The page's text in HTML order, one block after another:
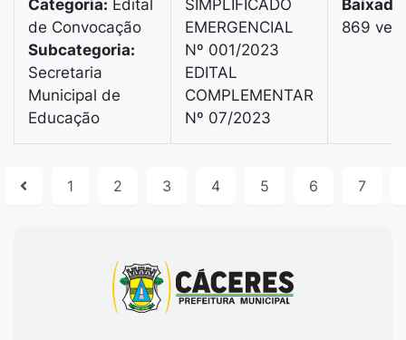
Categoria: Edital
de Convocação
Subcategoria:
Secretaria
Municipal de
Educação
SIMPLIFICADO
EMERGENCIAL
Nº 001/2023
EDITAL
COMPLEMENTAR
Nº 07/2023
Baixado:
869
1 2 3 4 5 6 7